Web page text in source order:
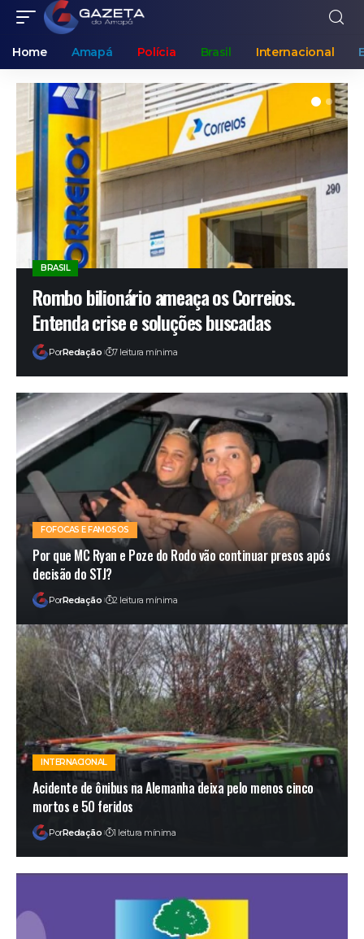
Home Amapá Polícia Brasil Internacional
BRASIL
Rombo bilionário ameaça os Correios.
Entenda crise e soluções buscadas
PorRedação 7 leitura mínima
FOFOCAS E FAMOSOS
Por que MC Ryan e Poze do Rodo vão continuar presos após
decisão do STJ?
PorRedação 2 leitura mínima
INTERNACIONAL
Acidente de ônibus na Alemanha deixa pelo menos cinco
mortos e 50 feridos
PorRedação 1 leitura mínima